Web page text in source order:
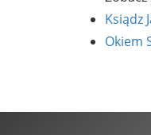
Ksiądz
Okiem